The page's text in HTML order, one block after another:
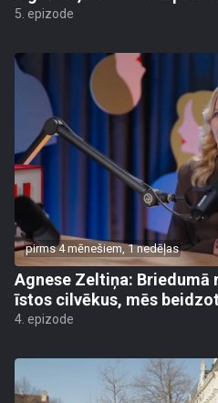
5. epizode
pirms 4 mēnešiem, 1 nedēļas
Agnese Zeltiņa: Briedumā
īstos cilvēkus, mēs
4. epizode